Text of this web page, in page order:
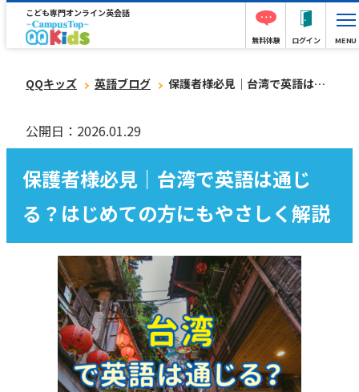
こども専門オンライン英会話
無料体験 ログイン MENU
QQキッズ 英語ブログ 保護者様必見｜台湾で英語は通じる？はじめての方にもやさしく解説
公開日：2026.01.29
保護者様必見｜台湾で英語は通じ
る？はじめての方にもやさしく解説